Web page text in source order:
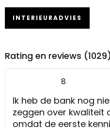
INTERIEURADVIES
Rating en reviews (1029)
8
Ik heb de bank nog
zeggen over kwaliteit
omdat de eerste